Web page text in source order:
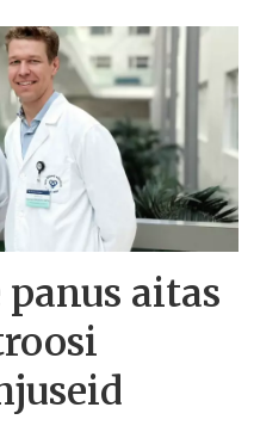
aitas